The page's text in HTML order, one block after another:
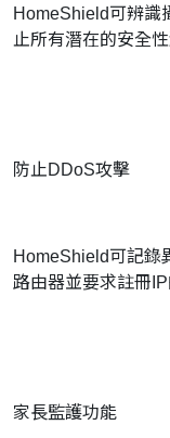
HomeShield可辨識
止所有潛在的安全
防止DDoS攻擊
HomeShield可記錄
路由器並要求註冊IP
家長監護功能